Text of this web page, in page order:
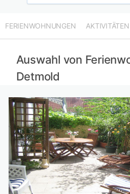
Ferienwohnungen in Kassel mieten
Ferienwohnungen in Münsterland
FERIENWOHNUNGEN AKTIVITÄTEN
Auswahl von
Detmold